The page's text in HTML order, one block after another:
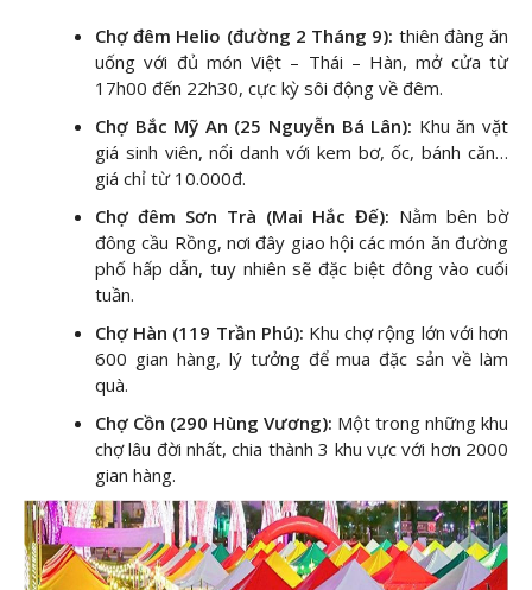
Chợ đêm Helio (đường 2 Tháng 9): thiên đàng ăn
uống với đủ món Việt – Thái – Hàn, mở cửa từ
17h00 đến 22h30, cực kỳ sôi động về đêm.
Chợ Bắc Mỹ An (25 Nguyễn Bá Lân): Khu ăn vặt
giá sinh viên, nổi danh với kem bơ, ốc, bánh căn…
giá chỉ từ 10.000đ.
Chợ đêm Sơn Trà (Mai Hắc Đế): Nằm bên bờ
đông cầu Rồng, nơi đây giao hội các món ăn đường
phố hấp dẫn, tuy nhiên sẽ đặc biệt đông vào cuối
tuần.
Chợ Hàn (119 Trần Phú): Khu chợ rộng lớn với hơn
600 gian hàng, lý tưởng để mua đặc sản về làm
quà.
Chợ Cồn (290 Hùng Vương): Một trong những khu
chợ lâu đời nhất, chia thành 3 khu vực với hơn 2000
gian hàng.